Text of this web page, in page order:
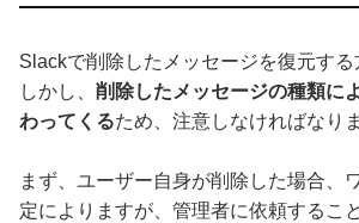
Slackで削除したメッセージを復元する
しかし、 削除したメッセージの種類に
わってくるため、注意しなければなり
まず、ユーザー自身が削除した場合、
定によりますが、管理者に依頼するこ